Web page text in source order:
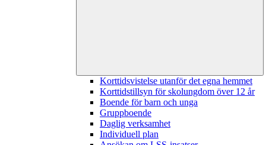
Korttidsvistelse utanför det egna hemmet
Korttidstillsyn för skolungdom över 12 år
Boende för barn och unga
Gruppboende
Daglig verksamhet
Individuell plan